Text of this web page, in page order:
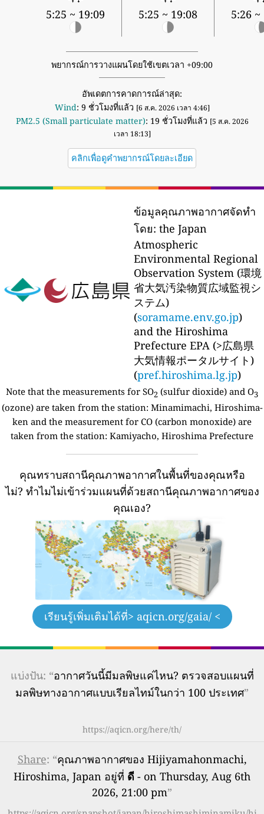
5:25 ~ 19:09 5:25 ~ 19:08 5:26 ~
พยากรณ์การวางแผนโดยใช้เขตเวลา +09:00
อัพเดตการคาดการณ์ล่าสุด:
Wind: 9 ชั่วโมงที่แล้ว [6 ส.ค. 2026 เวลา 4:46]
PM2.5 (Small particulate matter): 19 ชั่วโมงที่แล้ว [5 ส.ค. 2026
เวลา 18:13]
คลิกเพื่อดูคำพยากรณ์โดยละเอียด
ข้อมูลคุณภาพอากาศจัดทำ
โดย: the Japan
Atmospheric
Environmental Regional
Observation System (環境
省大気汚染物質広域監視シ
ステム)
(soramame.env.go.jp)
and the Hiroshima
Prefecture EPA (>広島県
大気情報ポータルサイト)
(pref.hiroshima.lg.jp)
Note that the measurements for SO2 (sulfur dioxide) and O3
(ozone) are taken from the station: Minamimachi, Hiroshima-
ken and the measurement for CO (carbon monoxide) are
taken from the station: Kamiyacho, Hiroshima Prefecture
คุณทราบสถานีคุณภาพอากาศในพื้นที่ของคุณหรือ
ไม่? ทำไมไม่เข้าร่วมแผนที่ด้วยสถานีคุณภาพอากาศของ
คุณเอง?
เรียนรู้เพิ่มเติมได้ที่> aqicn.org/gaia/ <
แบ่งปัน: “อากาศวันนี้มีมลพิษแค่ไหน? ตรวจสอบแผนที่
มลพิษทางอากาศแบบเรียลไทม์ในกว่า 100 ประเทศ”
https://aqicn.org/here/th/
Share: “คุณภาพอากาศของ Hijiyamahonmachi,
Hiroshima, Japan อยู่ที่ ดี - on Thursday, Aug 6th
2026, 21:00 pm”